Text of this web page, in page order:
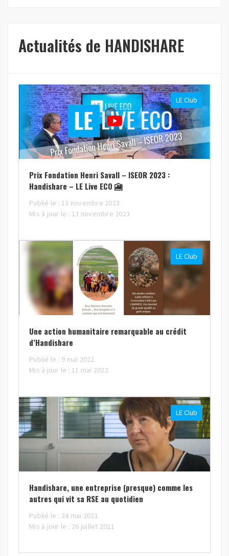
Actualités de HANDISHARE
LE Club
Prix Fondation Henri Savall – ISEOR 2023 :
Handishare – LE Live ECO 🎦
Publié le : 13 novembre 2023
Mis à jour le : 13 novembre 2023
LE Club
Une action humanitaire remarquable au crédit
d’Handishare
Publié le : 9 mai 2022
Mis à jour le : 11 mai 2022
LE Club
Handishare, une entreprise (presque) comme les
autres qui vit sa RSE au quotidien
Publié le : 24 mai 2021
Mis à jour le : 26 juillet 2021